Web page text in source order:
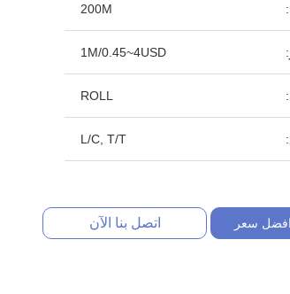
200M
1M/0.45~4USD
ROLL
L/C, T/T
سعر اتصل بنا الآن